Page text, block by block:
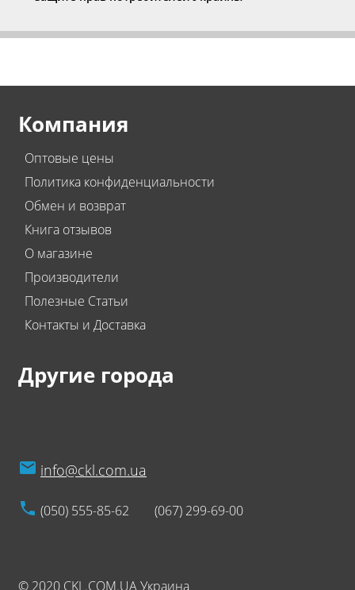
Компания
Оптовые цены
Политика конфиденциальности
Обмен и возврат
Книга отзывов
О магазине
Производители
Полезные Статьи
Контакты и Доставка
Другие города
info@ckl.com.ua
(050) 555-85-62 (067) 299-69-00
© 2020 CKL.COM.UA Украина